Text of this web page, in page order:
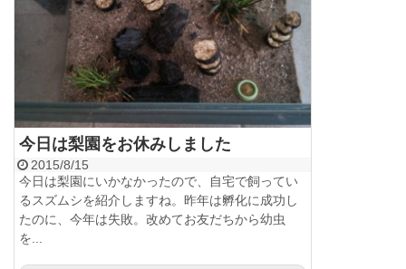
今日は梨園をお休みしました
2015/8/15
今日は梨園にいかなかったので、自宅で飼ってい
るスズムシを紹介しますね。昨年は孵化に成功し
たのに、今年は失敗。改めてお友だちから幼虫
を...